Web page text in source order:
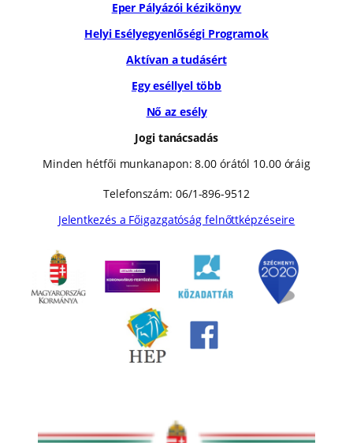
Eper Pályázói kézikönyv
Helyi Esélyegyenlőségi Programok
Aktívan a tudásért
Egy eséllyel több
Nő az esély
Jogi tanácsadás
Minden hétfői munkanapon: 8.00 órától 10.00 óráig
Telefonszám: 06/1-896-9512
Jelentkezés a Főigazgatóság felnőttképzéseire